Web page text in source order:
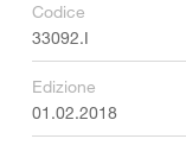
Codice
33092.I
Edizione
01.02.2018